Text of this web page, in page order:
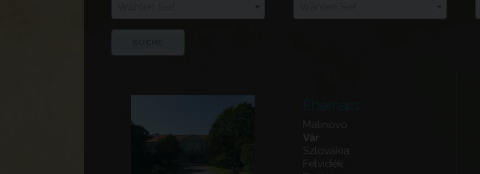
Éberhárd
Malinovo
Vár
Szlovákia
Felvidék